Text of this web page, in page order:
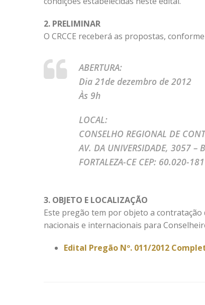
2. PRELIMINAR
O CRCCE receberá as propostas,
ABERTURA:
Dia 21de dezembro de 2012
Às 9h
LOCAL:
CONSELHO REGIONAL DE
AV. DA UNIVERSIDADE, 3057 –
FORTALEZA-CE CEP: 60.020-181
3. OBJETO E LOCALIZAÇÃO
Este pregão tem por objeto a
nacionais e internacionais para
Edital Pregão Nº. 011/2012